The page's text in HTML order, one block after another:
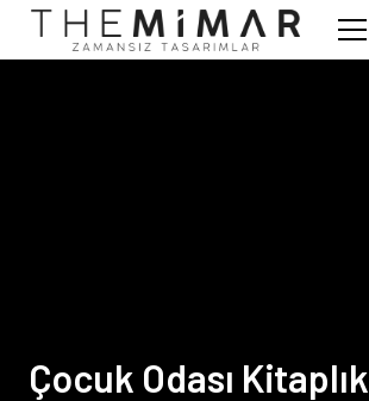
Çocuk Odası Kitaplık